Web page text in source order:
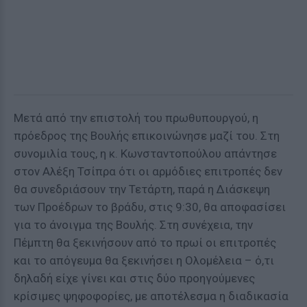
Μετά από την επιστολή του πρωθυπουργού, η
πρόεδρος της Βουλής επικοινώνησε μαζί του. Στη
συνομιλία τους, η κ. Κωνσταντοπούλου απάντησε
στον Αλέξη Τσίπρα ότι οι αρμόδιες επιτροπές δεν
θα συνεδριάσουν την Τετάρτη, παρά η Διάσκεψη
των Προέδρων το βράδυ, στις 9:30, θα αποφασίσει
για το άνοιγμα της Βουλής. Στη συνέχεια, την
Πέμπτη θα ξεκινήσουν από το πρωί οι επιτροπές
και το απόγευμα θα ξεκινήσει η Ολομέλεια – ό,τι
δηλαδή είχε γίνει και στις δύο προηγούμενες
κρίσιμες ψηφοφορίες, με αποτέλεσμα η διαδικασία